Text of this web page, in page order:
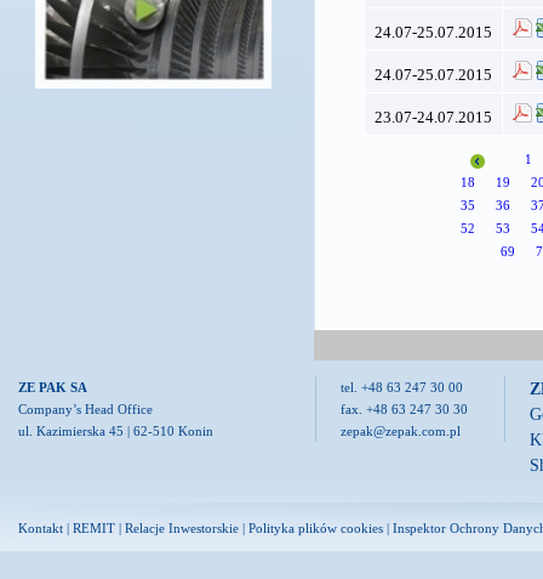
24.07-25.07.2015
24.07-25.07.2015
23.07-24.07.2015
1
18
19
35
36
52
53
69
ZE PAK SA
Company’s Head Office
ul. Kazimierska 45 | 62-510 Konin
tel. +48 63 247 30 00
fax. +48 63 247 30 30
zepak@zepak.com.pl
Kontakt | REMIT | Relacje Inwestorskie | Polityka plików cookies | Inspektor Ochrony